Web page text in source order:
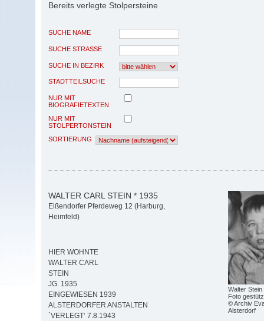
Bereits verlegte Stolpersteine
SUCHE NAME
SUCHE STRASSE
SUCHE IN BEZIRK
STADTTEILSUCHE
NUR MIT
BIOGRAFIETEXTEN
NUR MIT
STOLPERTONSTEIN
SORTIERUNG
Walter
Foto
© Archiv
Alsterdorf
WALTER CARL STEIN * 1935
Eißendorfer Pferdeweg 12 (Harburg,
Heimfeld)
HIER WOHNTE
WALTER CARL
STEIN
JG. 1935
EINGEWIESEN 1939
ALSTERDORFER ANSTALTEN
´VERLEGT‘ 7.8.1943